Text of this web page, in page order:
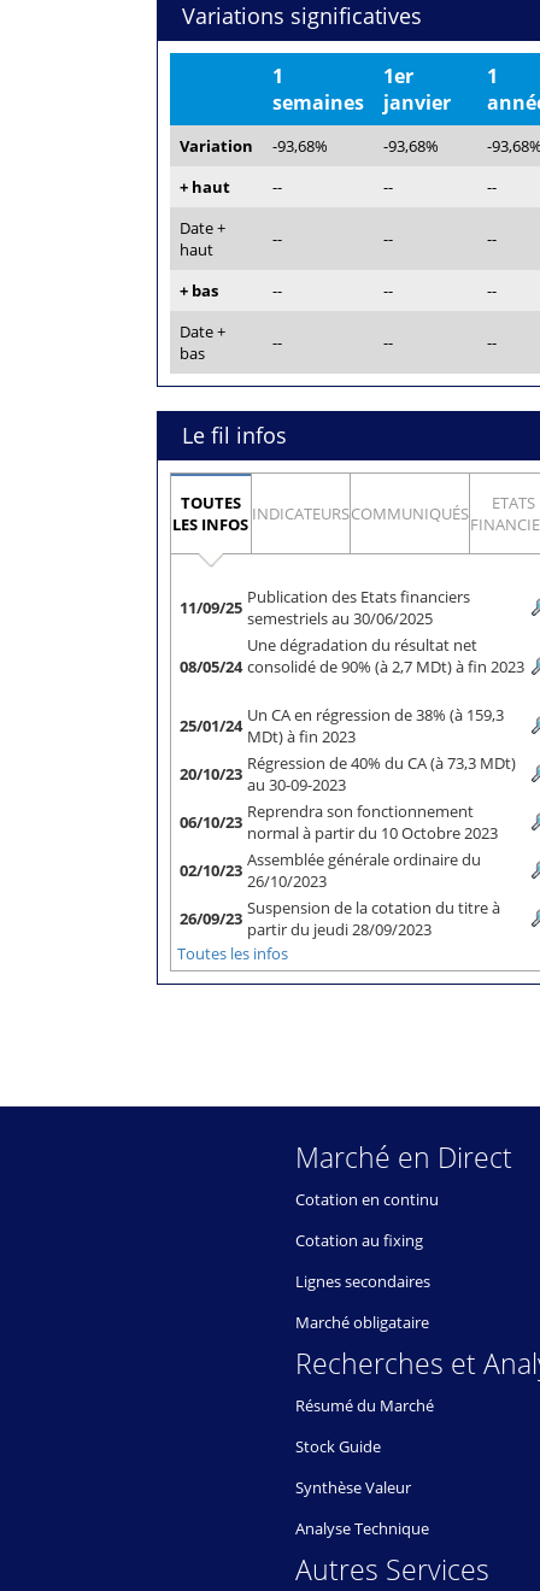
Variations significatives
1
semaines
1er
janvier
1
Variation -93,68% -93,68%
-
+ haut
-- --
--
Date +
haut
-- -- --
+ bas -- --
--
Date +
bas
-- -- --
Le fil infos
TOUTES
LES INFOS INDICATEURSCOMMUNIQUÉS
ETATS
11/09/25 Publication des Etats financiers
semestriels au 30/06/2025
08/05/24
Une dégradation du résultat net
consolidé de 90% (à 2,7 MDt) à fin 2023
25/01/24 Un CA en régression de 38% (à 159,3
MDt) à fin 2023
20/10/23 Régression de 40% du CA (à 73,3 MDt)
au 30-09-2023
06/10/23 Reprendra son fonctionnement
normal à partir du 10 Octobre 2023
02/10/23 Assemblée générale ordinaire du
26/10/2023
26/09/23 Suspension de la cotation du titre à
partir du jeudi 28/09/2023
Toutes les infos
Marché en Direct
Cotation en continu
Cotation au fixing
Lignes secondaires
Marché obligataire
Recherches et
Résumé du Marché
Stock Guide
Synthèse Valeur
Analyse Technique
Autres Services